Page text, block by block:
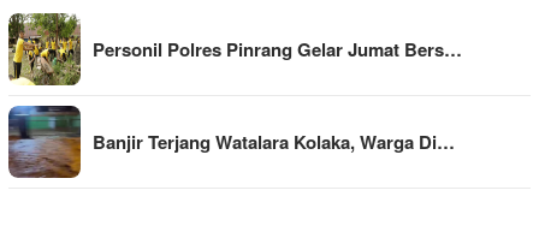
Personil Polres Pinrang Gelar Jumat Bers…
Banjir Terjang Watalara Kolaka, Warga Di…